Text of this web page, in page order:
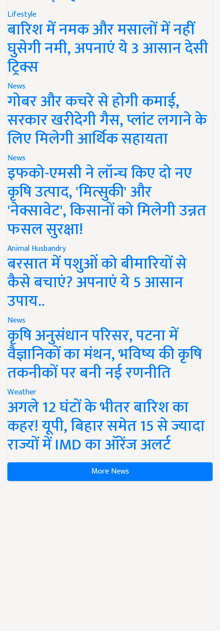
Lifestyle
बारिश में नमक और मसालों में नहीं
घुसेगी नमी, अपनाएं ये 3 आसान देसी
ट्रिक्स
News
गोबर और कचरे से होगी कमाई,
सरकार खरीदेगी गैस, प्लांट लगाने के
लिए मिलेगी आर्थिक सहायता
News
इफको-एमसी ने लॉन्च किए दो नए
कृषि उत्पाद, 'मित्सुकी' और
'नेक्सावेट', किसानों को मिलेगी उन्नत
फसल सुरक्षा!
Animal Husbandry
बरसात में पशुओं को बीमारियों से
कैसे बचाएं? अपनाएं ये 5 आसान
उपाय..
News
कृषि अनुसंधान परिसर, पटना में
वैज्ञानिकों का मंथन, भविष्य की कृषि
तकनीकों पर बनी नई रणनीति
Weather
अगले 12 घंटों के भीतर बारिश का
कहर! यूपी, बिहार समेत 15 से ज्यादा
राज्यों में IMD का ऑरेंज अलर्ट
More News